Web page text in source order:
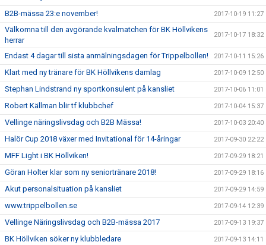
B2B-mässa 23:e november! 2017-10-19 11:27
Välkomna till den avgörande kvalmatchen för BK Höllvikens
herrar
2017-10-17 18:32
Endast 4 dagar till sista anmälningsdagen för Trippelbollen! 2017-10-11 15:26
Klart med ny tränare för BK Höllvikens damlag 2017-10-09 12:50
Stephan Lindstrand ny sportkonsulent på kansliet 2017-10-06 11:01
Robert Källman blir tf klubbchef 2017-10-04 15:37
Vellinge näringslivsdag och B2B Mässa! 2017-10-03 20:40
Halör Cup 2018 växer med Invitational för 14-åringar 2017-09-30 22:22
MFF Light i BK Höllviken! 2017-09-29 18:21
Göran Holter klar som ny seniortränare 2018! 2017-09-29 18:16
Akut personalsituation på kansliet 2017-09-29 14:59
www.trippelbollen.se 2017-09-14 12:39
Vellinge Näringslivsdag och B2B-mässa 2017 2017-09-13 19:37
BK Höllviken söker ny klubbledare 2017-09-13 14:11